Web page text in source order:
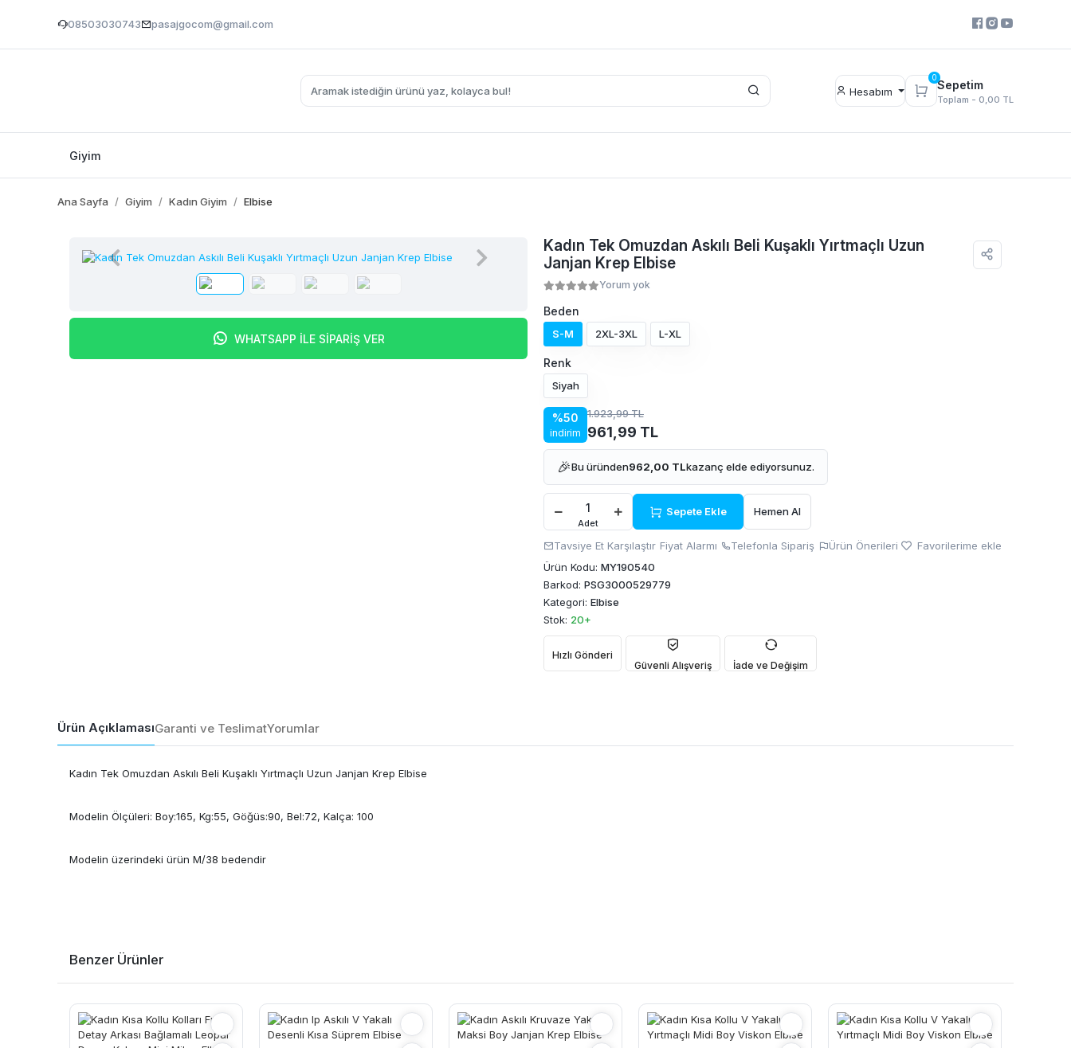
08503030743 pasajgocom@gmail.com
Hesabım
0
Sepetim
Toplam - 0,00 TL
Giyim
Ana Sayfa Giyim Kadın Giyim Elbise
WHATSAPP İLE SİPARİŞ VER
Kadın Tek Omuzdan Askılı Beli Kuşaklı Yırtmaçlı Uzun
Janjan Krep Elbise
Yorum yok
Beden
S-M 2XL-3XL L-XL
Renk
Siyah
%50
indirim
1.923,99 TL
961,99 TL
🎉Bu üründen962,00 TLkazanç elde ediyorsunuz.
Adet
Sepete Ekle Hemen Al
Tavsiye Et Karşılaştır Fiyat Alarmı Telefonla Sipariş Ürün Önerileri
Favorilerime ekle
Ürün Kodu: MY190540
Barkod: PSG3000529779
Kategori: Elbise
Stok: 20+
Hızlı Gönderi
Güvenli Alışveriş
İade ve Değişim
Ürün AçıklamasıGaranti ve TeslimatYorumlar
Kadın Tek Omuzdan Askılı Beli Kuşaklı Yırtmaçlı Uzun Janjan Krep Elbise
Modelin Ölçüleri: Boy:165, Kg:55, Göğüs:90, Bel:72, Kalça: 100
Modelin üzerindeki ürün M/38 bedendir
Benzer Ürünler